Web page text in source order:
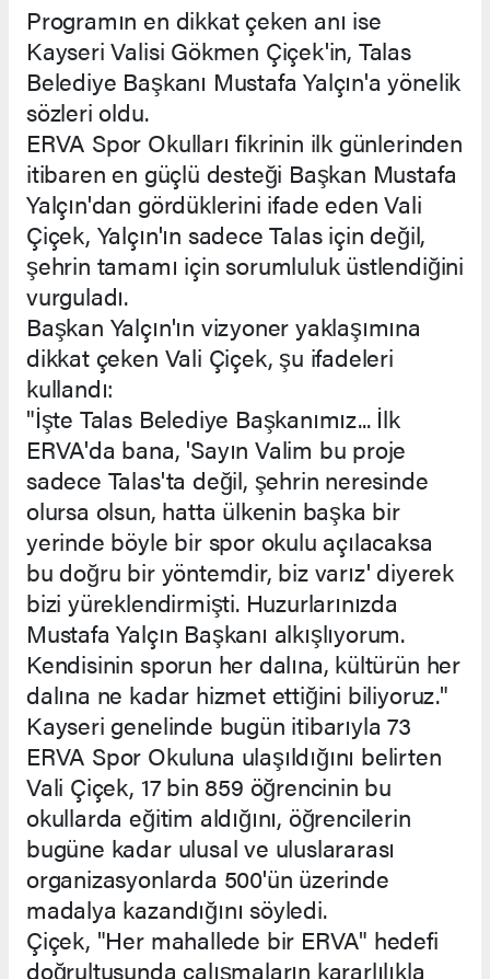
Programın en dikkat çeken anı ise
Kayseri Valisi Gökmen Çiçek'in, Talas
Belediye Başkanı Mustafa Yalçın'a yönelik
sözleri oldu.
ERVA Spor Okulları fikrinin ilk günlerinden
itibaren en güçlü desteği Başkan Mustafa
Yalçın'dan gördüklerini ifade eden Vali
Çiçek, Yalçın'ın sadece Talas için değil,
şehrin tamamı için sorumluluk üstlendiğini
vurguladı.
Başkan Yalçın'ın vizyoner yaklaşımına
dikkat çeken Vali Çiçek, şu ifadeleri
kullandı:
"İşte Talas Belediye Başkanımız... İlk
ERVA'da bana, 'Sayın Valim bu proje
sadece Talas'ta değil, şehrin neresinde
olursa olsun, hatta ülkenin başka bir
yerinde böyle bir spor okulu açılacaksa
bu doğru bir yöntemdir, biz varız' diyerek
bizi yüreklendirmişti. Huzurlarınızda
Mustafa Yalçın Başkanı alkışlıyorum.
Kendisinin sporun her dalına, kültürün her
dalına ne kadar hizmet ettiğini biliyoruz."
Kayseri genelinde bugün itibarıyla 73
ERVA Spor Okuluna ulaşıldığını belirten
Vali Çiçek, 17 bin 859 öğrencinin bu
okullarda eğitim aldığını, öğrencilerin
bugüne kadar ulusal ve uluslararası
organizasyonlarda 500'ün üzerinde
madalya kazandığını söyledi.
Çiçek, "Her mahallede bir ERVA" hedefi
doğrultusunda çalışmaların kararlılıkla